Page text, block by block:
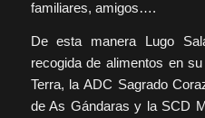
familiares, amigos….
De esta manera Lugo
recogida de alimentos en
Terra, la ADC Sagrado
de As Gándaras y la SCD